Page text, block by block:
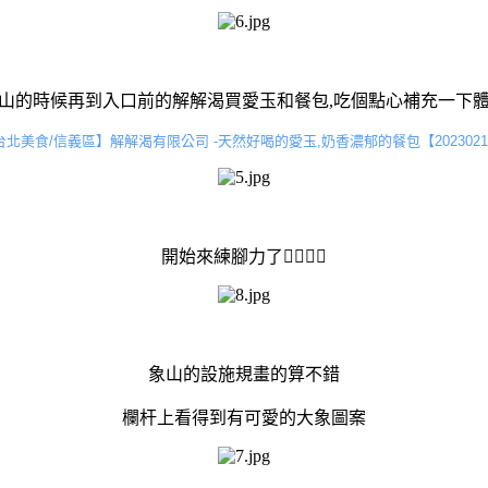
的時候再到入口前的解解渴買愛玉和餐包,吃個點心補充一下
北美食/信義區】解解渴有限公司 -天然好喝的愛玉,奶香濃郁的餐包【
開始來練腳力了🧗‍♂️🧗‍♀️
象山的設施規畫的算不錯
欄杆上看得到有可愛的大象圖案